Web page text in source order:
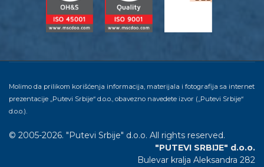
Molimo da prilikom korišćenja informacija, materijala i fotografija sa internet
prezentacije „Putevi Srbije“ d.o.o., obavezno navedete izvor („Putevi Srbije“
d.o.o.).
© 2005-2026. "Putevi Srbije" d.o.o. All rights reserved.
"PUTEVI SRBIJE" d.o.o.
Bulevar kralja Aleksandra 282